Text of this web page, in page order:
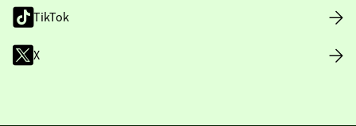
TikTok
X